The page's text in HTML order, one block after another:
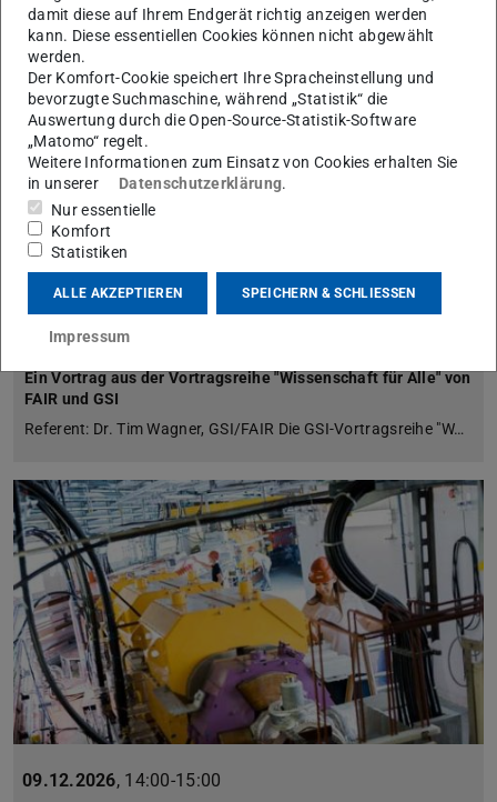
18.11.2026, 14:00-15:00
mit dem Teilchenbeschleuniger herstellen
Ein Vortrag aus der Vortragsreihe "Wissenschaft für Alle" von
FAIR und GSI
Referent: Dr. Tim Wagner, GSI/FAIR Die GSI-Vortragsreihe "W…
09.12.2026, 14:00-15:00
damit diese auf Ihrem Endgerät richtig anzeigen werden
kann. Diese essentiellen Cookies können nicht abgewählt
werden.
Der Komfort-Cookie speichert Ihre Spracheinstellung und
bevorzugte Suchmaschine, während „Statistik“ die
Auswertung durch die Open-Source-Statistik-Software
„Matomo“ regelt.
Weitere Informationen zum Einsatz von Cookies erhalten Sie
in unserer
Datenschutzerklärung.
Nur essentielle
Komfort
Statistiken
ALLE AKZEPTIEREN SPEICHERN & SCHLIESSEN
Impressum